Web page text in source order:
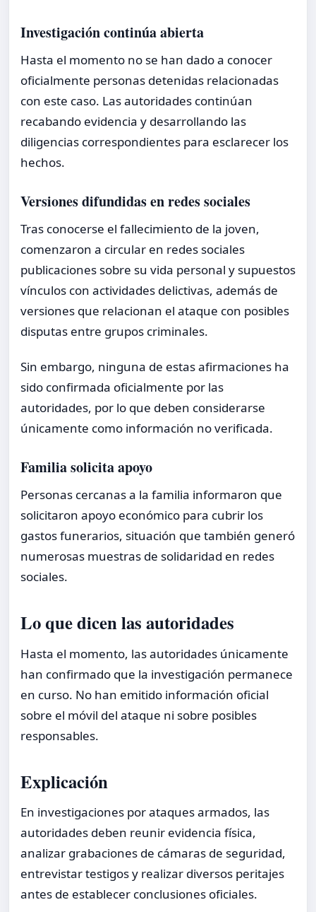
Investigación continúa abierta
Hasta el momento no se han dado a conocer
oficialmente personas detenidas relacionadas
con este caso. Las autoridades continúan
recabando evidencia y desarrollando las
diligencias correspondientes para esclarecer los
hechos.
Versiones difundidas en redes sociales
Tras conocerse el fallecimiento de la joven,
comenzaron a circular en redes sociales
publicaciones sobre su vida personal y supuestos
vínculos con actividades delictivas, además de
versiones que relacionan el ataque con posibles
disputas entre grupos criminales.
Sin embargo, ninguna de estas afirmaciones ha
sido confirmada oficialmente por las
autoridades, por lo que deben considerarse
únicamente como información no verificada.
Familia solicita apoyo
Personas cercanas a la familia informaron que
solicitaron apoyo económico para cubrir los
gastos funerarios, situación que también generó
numerosas muestras de solidaridad en redes
sociales.
Lo que dicen las autoridades
Hasta el momento, las autoridades únicamente
han confirmado que la investigación permanece
en curso. No han emitido información oficial
sobre el móvil del ataque ni sobre posibles
responsables.
Explicación
En investigaciones por ataques armados, las
autoridades deben reunir evidencia física,
analizar grabaciones de cámaras de seguridad,
entrevistar testigos y realizar diversos peritajes
antes de establecer conclusiones oficiales.